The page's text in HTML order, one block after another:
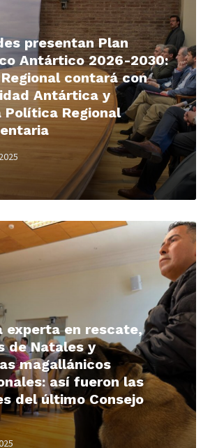
presentan Plan
Antártico 2026-2030:
contará con
Antártica y
Política Regional
experta en rescate,
de Natales y
magallánicos
así fueron las
del último Consejo